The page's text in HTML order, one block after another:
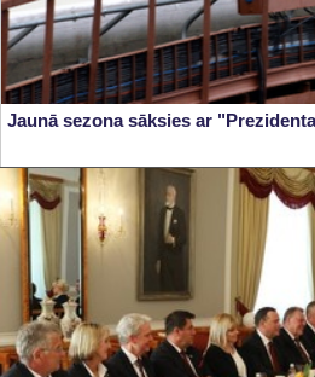
Jaunā sezona sāksies ar